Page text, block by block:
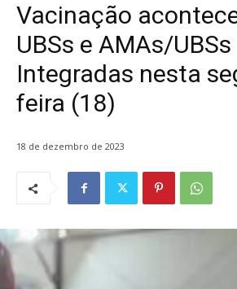
Vacinação
UBSs e AMAs/UBSs
Integradas nesta
feira (18)
18 de dezembro de 2023